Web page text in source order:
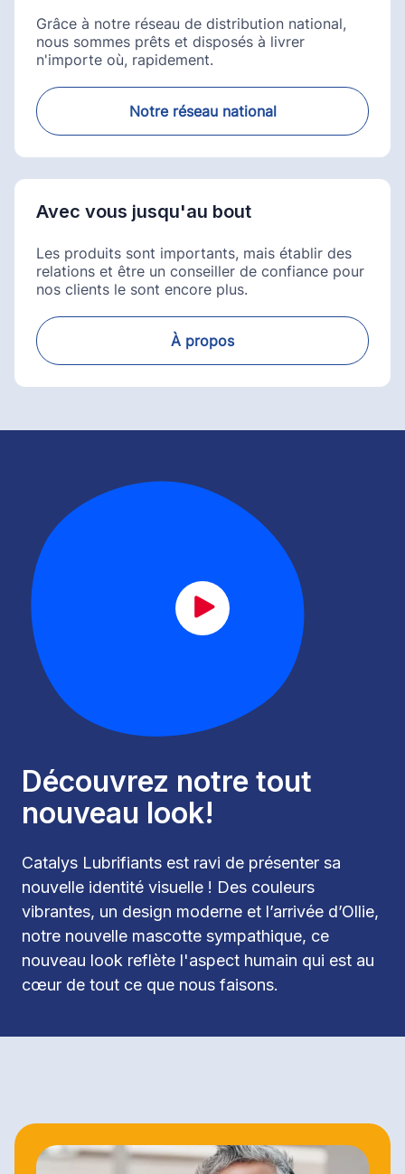
Grâce à notre réseau de distribution national,
nous sommes prêts et disposés à livrer
n'importe où, rapidement.
Notre réseau national
Avec vous jusqu'au bout
Les produits sont importants, mais établir des
relations et être un conseiller de confiance pour
nos clients le sont encore plus.
À propos
CAT_lancement_FR.mp4
Découvrez notre tout
nouveau look!
Catalys Lubrifiants est ravi de présenter sa
nouvelle identité visuelle ! Des couleurs
vibrantes, un design moderne et l’arrivée d’Ollie,
notre nouvelle mascotte sympathique, ce
nouveau look reflète l'aspect humain qui est au
cœur de tout ce que nous faisons.